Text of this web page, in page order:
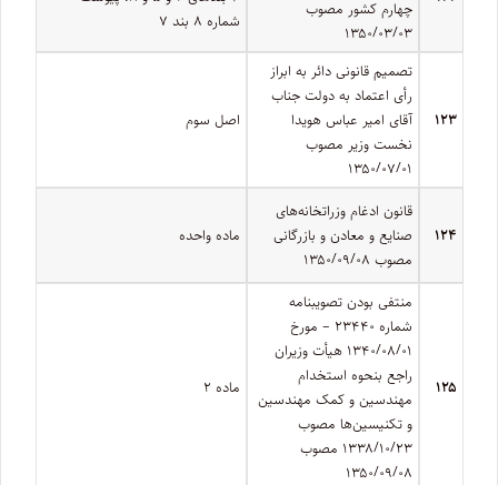
چهارم کشور مصوب
۱۳۵۰/۰۳/۰۳
شماره ۸ بند ۷
۱۲۳
تصمیم قانونی دائر به ابراز
رأی اعتماد به­ دولت جناب
آقای امیر عباس هویدا
نخست وزیر مصوب
۱۳۵۰/۰۷/۰۱
اصل سوم
۱۲۴
قانون ادغام وزراتخانه‌های
صنایع و معادن و بازرگانی
مصوب ۱۳۵۰/۰۹/۰۸
ماده واحده
۱۲۵
منتفی بودن تصویبنامه
شماره ۲۳۴۴۰ – مورخ
۱۳۴۰/۰۸/۰۱ هیأت وزیران
راجع بنحوه استخدام
مهندسین و کمک مهندسین
و تکنیسین‌ها مصوب
۱۳۳۸/۱۰/۲۳ مصوب
۱۳۵۰/۰۹/۰۸
ماده ۲